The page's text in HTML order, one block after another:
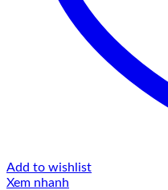
Add to wishlist
Xem nhanh